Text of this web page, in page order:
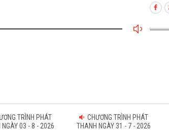
TRÌNH PHÁT
NGÀY 03 - 8 - 2026
CHƯƠNG TRÌNH PHÁT
THANH NGÀY 31 - 7 - 2026